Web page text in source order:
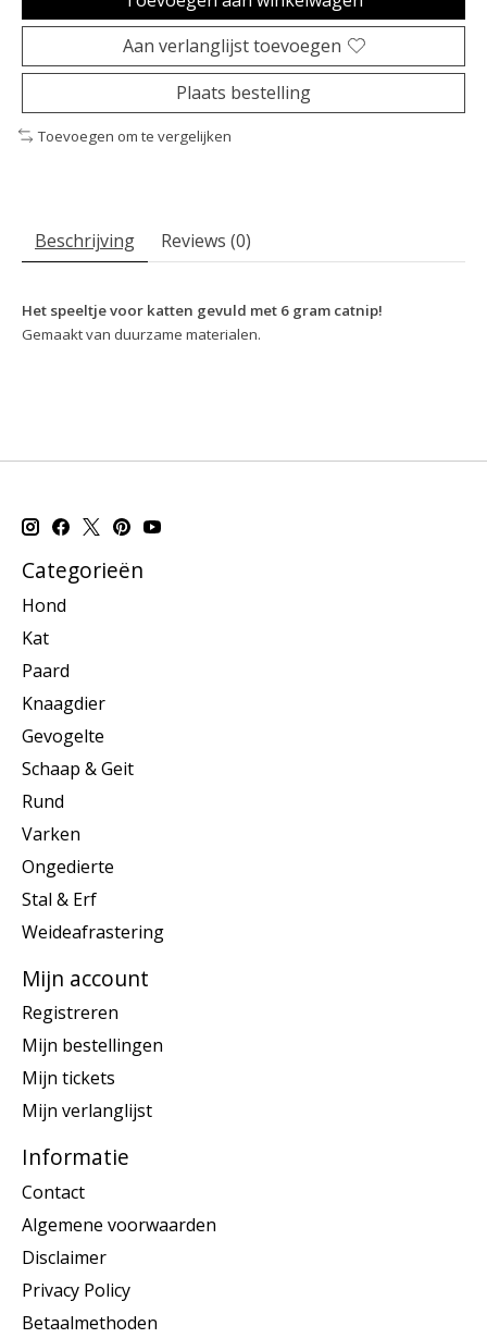
Aan verlanglijst toevoegen
Plaats bestelling
Toevoegen om te vergelijken
Beschrijving Reviews (0)
Het speeltje voor katten gevuld met 6 gram catnip!
Gemaakt van duurzame materialen.
Categorieën
Hond
Kat
Paard
Knaagdier
Gevogelte
Schaap & Geit
Rund
Varken
Ongedierte
Stal & Erf
Weideafrastering
Mijn account
Registreren
Mijn bestellingen
Mijn tickets
Mijn verlanglijst
Informatie
Contact
Algemene voorwaarden
Disclaimer
Privacy Policy
Betaalmethoden